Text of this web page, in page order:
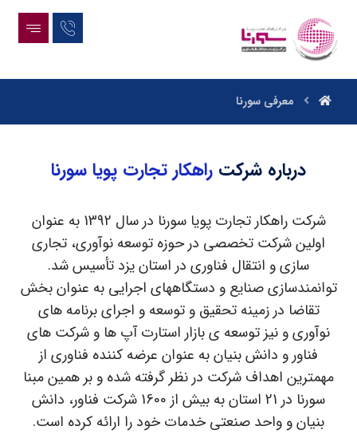
معرفی سورنا
درباره شرکت راهکار تجارت پویا سورنا
شرکت راهکار تجارت پویا سورنا در سال 1392 به عنوان
اولین شرکت تخصصی در حوزه توسعه نوآوری، تجاری
سازی و انتقال فناوری در استان یزد تأسیس شد.
توانمندسازی صنایع و دستگاههای اجرایی به عنوان بخش
تقاضا در زمینه تحقیق و توسعه و اجرای برنامه های
نوآوری و نیز توسعه ی بازار استارت آپ ها و شرکت های
فناور و دانش بنیان به عنوان عرضه کننده فناوری از
مهمترین اهداف شرکت در نظر گرفته شده و بر همین مبنا
سورنا در 21 استان به بیش از 1600 شرکت فناور، دانش
بنیان و واحد صنعتی خدمات خود را ارائه کرده است.